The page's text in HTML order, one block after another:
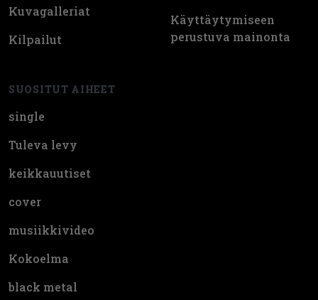
Kuvagalleriat
Kilpailut
SUOSITUT AIHEET
single
Tuleva levy
keikkauutiset
cover
musiikkivideo
Kokoelma
black metal
Käyttäytymiseen
perustuva mainonta